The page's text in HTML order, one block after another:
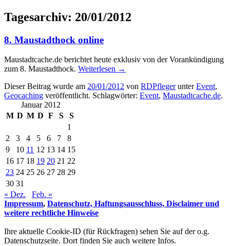
Tagesarchiv: 20/01/2012
8. Maustadthock online
Maustadtcache.de berichtet heute exklusiv von der Vorankündigung
zum 8. Maustadthock. Weiterlesen →
Dieser Beitrag wurde am 20/01/2012 von RDPflegerunterEvent,
Geocaching veröffentlicht. Schlagwörter: Event, Maustadtcache.de.
Januar 2012
M D M D F S
S
1
2
3 4 5 6 7
8
9
10 11 12 13 14 15
16 17 18 19 20 21 22
23 24 25 26 27 28 29
30 31
« Dez.
Feb. »
Impressum, Datenschutz, Haftungsausschluss, Disclaimer und
weitere rechtliche Hinweise
Ihre aktuelle Cookie-ID (für Rückfragen) sehen Sie auf der o.g.
Datenschutzseite. Dort finden Sie auch weitere Infos.